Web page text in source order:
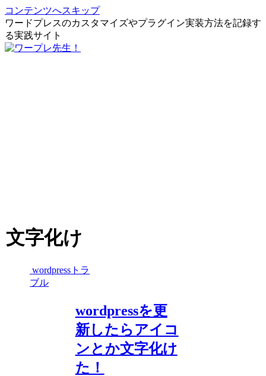
コンテンツへスキップ
ワードプレスのカスタマイズやプラグイン実装方法を記録す
る実践サイト
文字化け
wordpressトラ
ブル
wordpressを更
新したらアイコ
ンとか文字化け
た！